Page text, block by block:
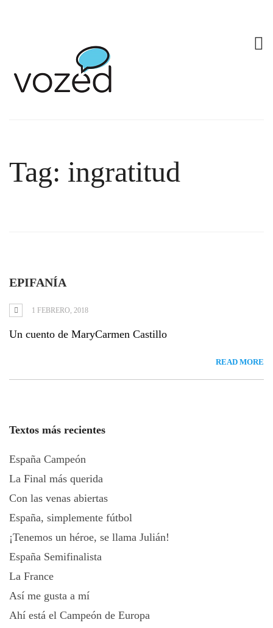
Tag: ingratitud
EPIFANÍA
1 FEBRERO, 2018
Un cuento de MaryCarmen Castillo
READ MORE
Textos más recientes
España Campeón
La Final más querida
Con las venas abiertas
España, simplemente fútbol
¡Tenemos un héroe, se llama Julián!
España Semifinalista
La France
Así me gusta a mí
Ahí está el Campeón de Europa